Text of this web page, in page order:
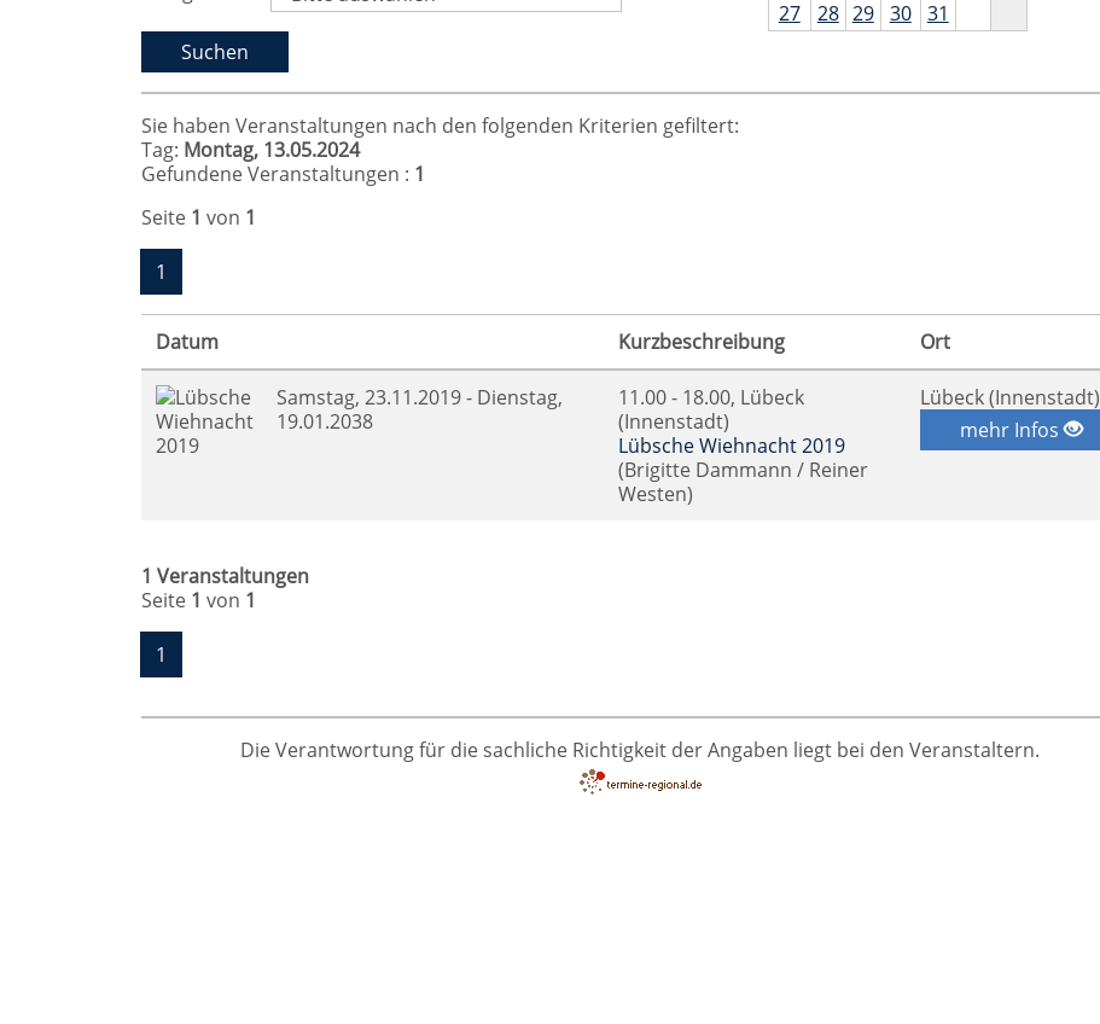
27
28 29 30 31
Sie haben Veranstaltungen nach den folgenden Kriterien gefiltert:
Tag: Montag, 13.05.2024
Gefundene Veranstaltungen : 1
Seite 1 von 1
1
Datum Kurzbeschreibung Ort
Samstag, 23.11.2019 - Dienstag,
19.01.2038
11.00 - 18.00, Lübeck
(Innenstadt)
Lübsche Wiehnacht 2019
(Brigitte Dammann / Reiner
Westen)
Lübeck (Innenstadt)
mehr Infos
1 Veranstaltungen
Seite 1 von 1
1
Die Verantwortung für die sachliche Richtigkeit der Angaben liegt bei den Veranstaltern.